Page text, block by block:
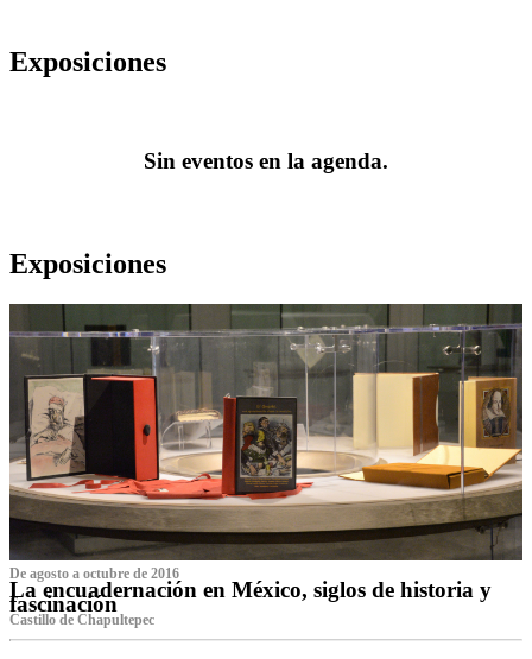
Exposiciones
Sin eventos en la agenda.
Exposiciones
De agosto a octubre de 2016
La encuadernación en México, siglos de historia y
fascinación
Castillo de Chapultepec